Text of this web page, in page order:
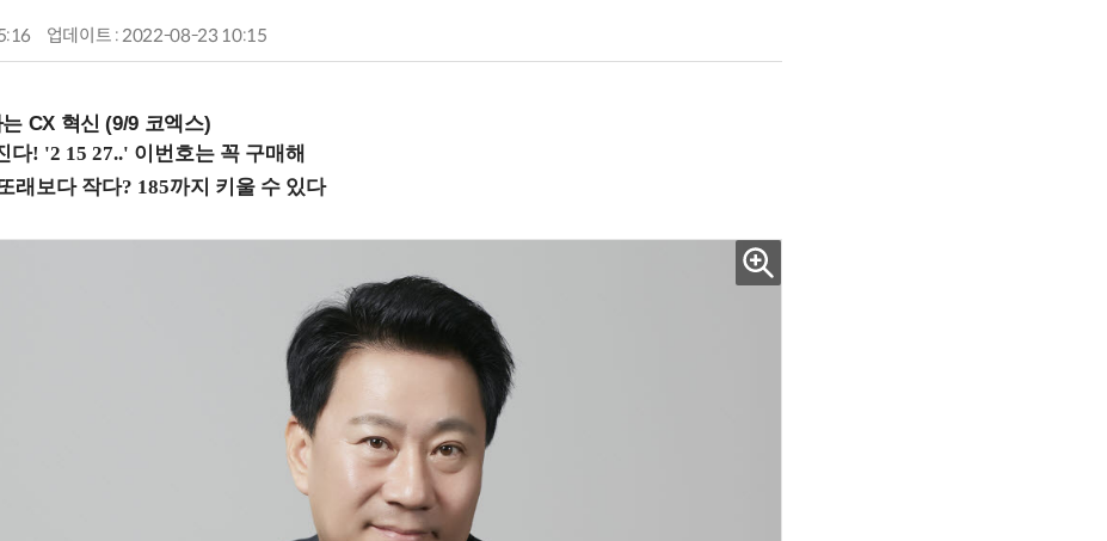
업데이트 : 2022-08-23 10:15
CX 혁신 (9/9 코엑스)